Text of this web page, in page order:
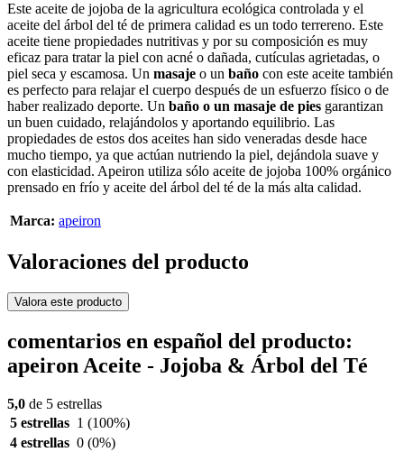
Este aceite de jojoba de la agricultura ecológica controlada y el
aceite del árbol del té de primera calidad es un todo terrereno. Este
aceite tiene propiedades nutritivas y por su composición es muy
eficaz para tratar la piel con acné o dañada, cutículas agrietadas, o
piel seca y escamosa. Un masaje o un baño con este aceite también
es perfecto para relajar el cuerpo después de un esfuerzo físico o de
haber realizado deporte. Un baño o un masaje de pies garantizan
un buen cuidado, relajándolos y aportando equilibrio. Las
propiedades de estos dos aceites han sido veneradas desde hace
mucho tiempo, ya que actúan nutriendo la piel, dejándola suave y
con elasticidad. Apeiron utiliza sólo aceite de jojoba 100% orgánico
prensado en frío y aceite del árbol del té de la más alta calidad.
Marca: apeiron
Valoraciones del producto
Valora este producto
comentarios en español del producto:
apeiron Aceite - Jojoba & Árbol del Té
5,0 de 5 estrellas
5 estrellas 1 (100%)
4 estrellas 0 (0%)